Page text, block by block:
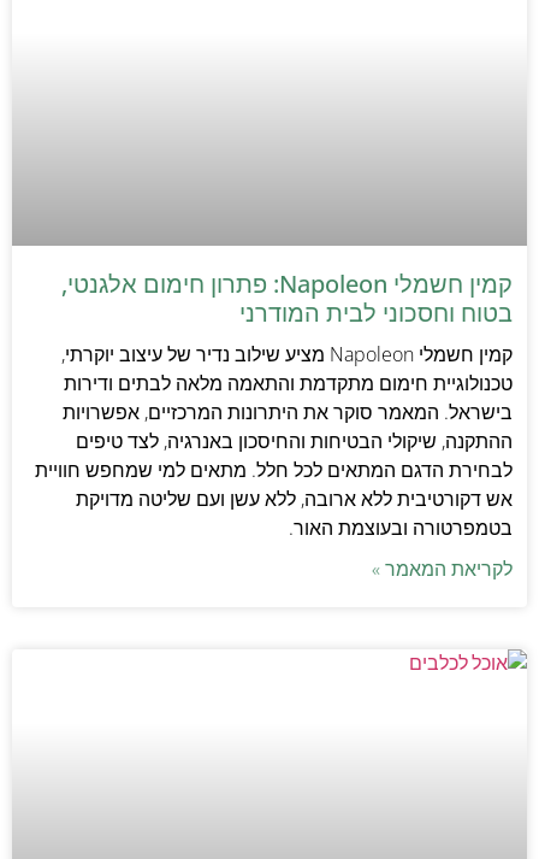
קמין חשמלי Napoleon: פתרון חימום אלגנטי,
בטוח וחסכוני לבית המודרני
קמין חשמלי Napoleon מציע שילוב נדיר של עיצוב יוקרתי,
טכנולוגיית חימום מתקדמת והתאמה מלאה לבתים ודירות
בישראל. המאמר סוקר את היתרונות המרכזיים, אפשרויות
ההתקנה, שיקולי הבטיחות והחיסכון באנרגיה, לצד טיפים
לבחירת הדגם המתאים לכל חלל. מתאים למי שמחפש חוויית
אש דקורטיבית ללא ארובה, ללא עשן ועם שליטה מדויקת
בטמפרטורה ובעוצמת האור.
לקריאת המאמר »